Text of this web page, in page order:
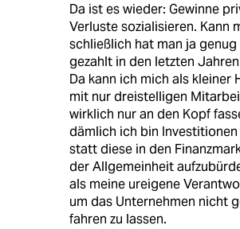
Da ist es wieder: Gewinne
Verluste sozialisieren. Kann
schließlich hat man ja
gezahlt in den letzten
Da kann ich mich als kleiner
mit nur dreistelligen
wirklich nur an den Kopf
dämlich ich bin
statt diese in den
der Allgemeinheit
als meine ureigene
um das Unternehmen nicht
fahren zu lassen.